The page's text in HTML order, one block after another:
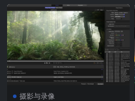
选取你的风格并让贝司
通过键盘手添加各种类
通过鼓手创建逼真的打
子鼓轨道
摄影与录像